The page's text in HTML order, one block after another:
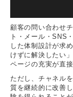
顧客の問い合わせ
ト・メール・SNS
した体制設計が求
けずに解決したい
ページの充実が直
ただし、チャネル
質を継続的に改善